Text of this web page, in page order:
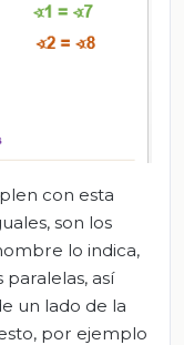
con esta
son los
lo indica,
así
un lado de la
por ejemplo